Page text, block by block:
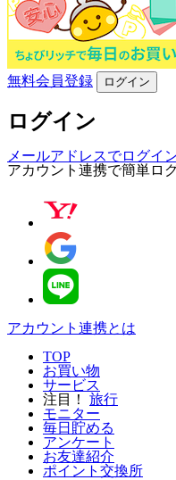
無料会員登録 ログイン
ログイン
メールアドレスでログイ
アカウント連携で簡単ロ
アカウント連携とは
TOP
お買い物
サービス
注目！
旅行
モニター
毎日貯める
アンケート
お友達紹介
ポイント交換所